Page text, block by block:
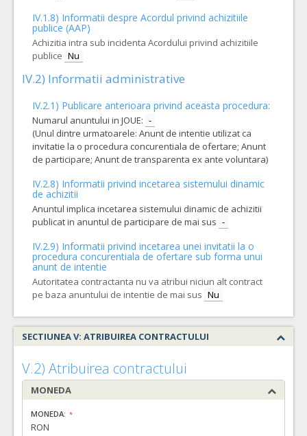
IV.1.8) Informatii despre Acordul privind achizitiile
publice (AAP)
Achizitia intra sub incidenta Acordului privind achizitiile
publice Nu
IV.2) Informatii administrative
IV.2.1) Publicare anterioara privind aceasta procedura:
Numarul anuntului in JOUE: -
(Unul dintre urmatoarele: Anunt de intentie utilizat ca
invitatie la o procedura concurentiala de ofertare; Anunt
de participare; Anunt de transparenta ex ante voluntara)
IV.2.8) Informatii privind incetarea sistemului dinamic
de achizitii
Anuntul implica incetarea sistemului dinamic de achizitii
publicat in anuntul de participare de mai sus -
IV.2.9) Informatii privind incetarea unei invitatii la o
procedura concurentiala de ofertare sub forma unui
anunt de intentie
Autoritatea contractanta nu va atribui niciun alt contract
pe baza anuntului de intentie de mai sus Nu
SECTIUNEA V: ATRIBUIREA CONTRACTULUI
V.2) Atribuirea contractului
MONEDA
MONEDA:
RON